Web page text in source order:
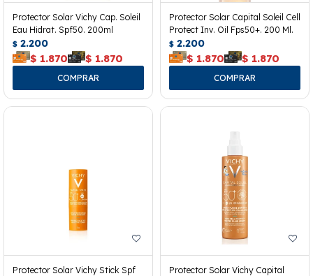
Protector Solar Vichy Cap. Soleil
Eau Hidrat. Spf50. 200ml
$ 2.200
$ 1.870 $ 1.870
Protector Solar Capital Soleil Cell
Protect Inv. Oil Fps50+. 200 Ml.
$ 2.200
$ 1.870 $ 1.870
Protector Solar Vichy Stick Spf
Protector Solar Vichy Capital